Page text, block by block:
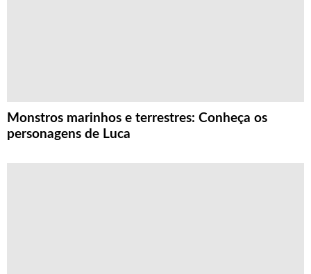
Monstros marinhos e terrestres: Conheça os
personagens de Luca